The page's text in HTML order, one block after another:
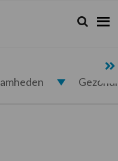
Zoeken...
Zoek